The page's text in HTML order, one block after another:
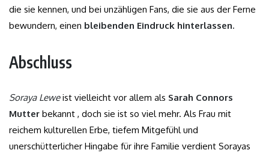
die sie kennen, und bei unzähligen Fans, die sie aus der Ferne
bewundern, einen bleibenden Eindruck hinterlassen.
Abschluss
Soraya Leweist vielleicht vor allem als Sarah Connors
Mutter bekannt , doch sie ist so viel mehr. Als Frau mit
reichem kulturellen Erbe, tiefem Mitgefühl und
unerschütterlicher Hingabe für ihre Familie verdient Sorayas